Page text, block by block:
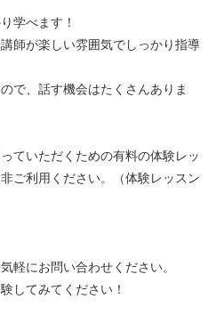
学べます！
師が楽しい雰囲気でしっかり指導
で、話す機会はたくさんありま
ていただくための有料の体験レッ
ご利用ください。（体験レッスン
軽にお問い合わせください。
してみてください！